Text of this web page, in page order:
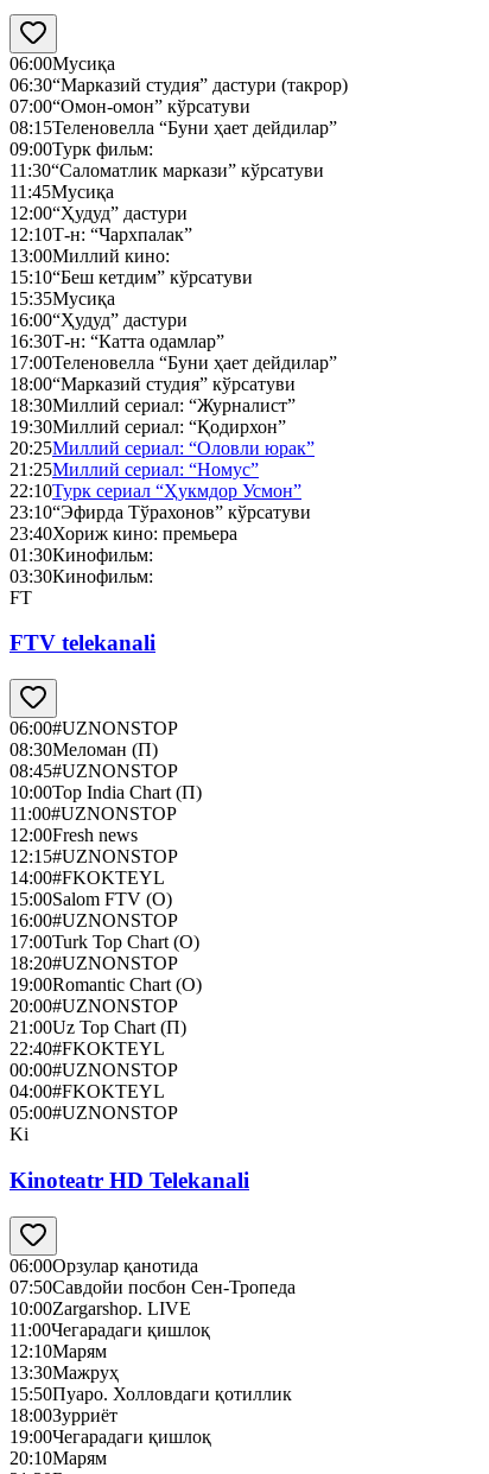
06:00Мусиқа
06:30“Марказий студия” дастури (такрор)
07:00“Омон-омон” кўрсатуви
08:15Теленовелла “Буни ҳает дейдилар”
09:00Турк фильм:
11:30“Саломатлик маркази” кўрсатуви
11:45Мусиқа
12:00“Ҳудуд” дастури
12:10Т-н: “Чархпалак”
13:00Миллий кино:
15:10“Беш кетдим” кўрсатуви
15:35Мусиқа
16:00“Ҳудуд” дастури
16:30Т-н: “Катта одамлар”
17:00Теленовелла “Буни ҳает дейдилар”
18:00“Марказий студия” кўрсатуви
18:30Миллий сериал: “Журналист”
19:30Миллий сериал: “Қодирхон”
20:25Миллий сериал: “Оловли юрак”
21:25Миллий сериал: “Номус”
22:10Турк сериал “Ҳукмдор Усмон”
23:10“Эфирда Тўрахонов” кўрсатуви
23:40Хориж кино: премьера
01:30Кинофильм:
03:30Кинофильм:
FT
FTV telekanali
06:00#UZNONSTOP
08:30Меломан (П)
08:45#UZNONSTOP
10:00Top India Chart (П)
11:00#UZNONSTOP
12:00Fresh news
12:15#UZNONSTOP
14:00#FKOKTEYL
15:00Salom FTV (О)
16:00#UZNONSTOP
17:00Turk Top Chart (O)
18:20#UZNONSTOP
19:00Romantic Chart (О)
20:00#UZNONSTOP
21:00Uz Top Chart (П)
22:40#FKOKTEYL
00:00#UZNONSTOP
04:00#FKOKTEYL
05:00#UZNONSTOP
Ki
Kinoteatr HD Telekanali
06:00Орзулар қанотида
07:50Савдойи посбон Сен-Тропеда
10:00Zargarshop. LIVE
11:00Чегарадаги қишлоқ
12:10Марям
13:30Мажруҳ
15:50Пуаро. Холловдаги қотиллик
18:00Зурриёт
19:00Чегарадаги қишлоқ
20:10Марям